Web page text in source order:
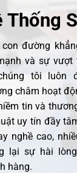
Thống
con đường
và sự vượt
tôi luôn
châm hoạt
tin và
uy tín đầy
nghề cao,
lại sự hài
hàng.